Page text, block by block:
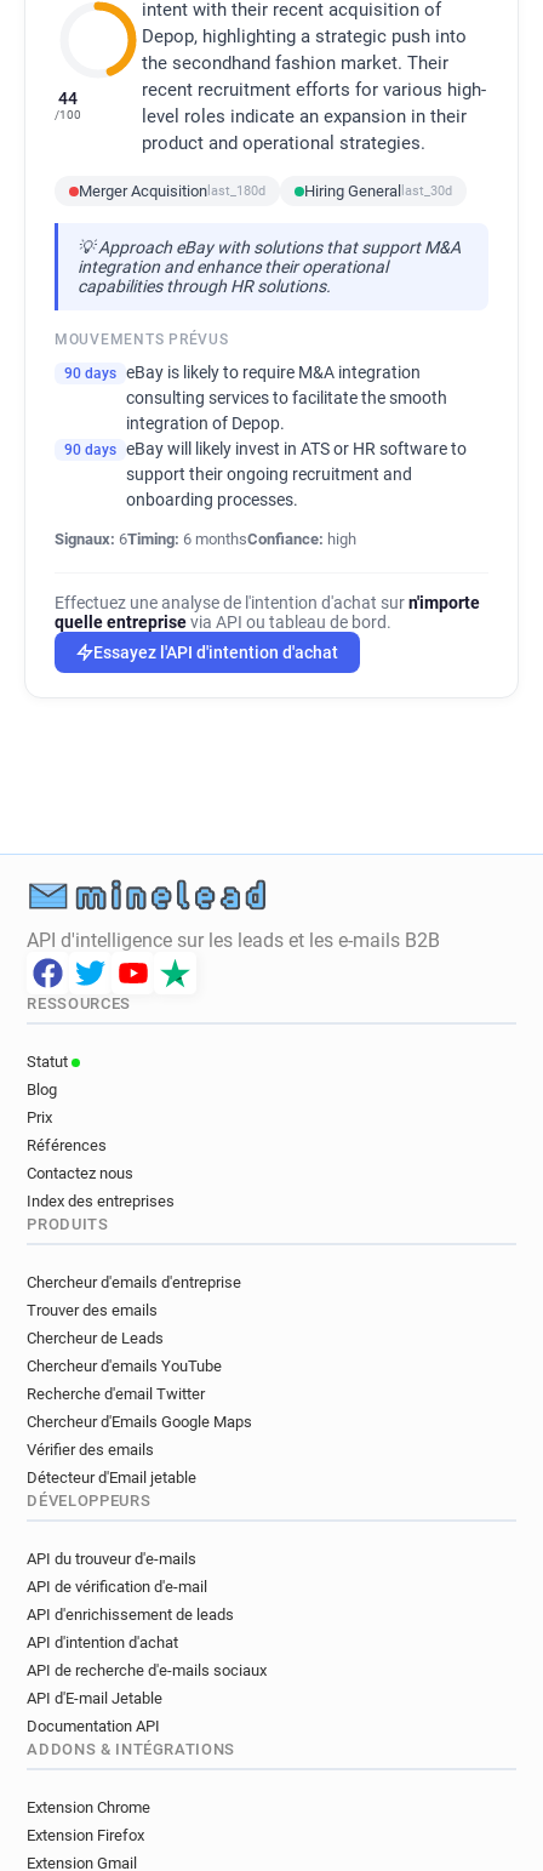
n********@ebay.com
i************@ebay.com
d*******@ebay.com
n************@ebay.com
f********@ebay.com
b******@ebay.com
u***********@ebay.com
e********@ebay.com
l***********@ebay.com
d***********@ebay.com
c*****@ebay.com
l**********@ebay.com
q***********@ebay.com
q**********@ebay.com
l*********@ebay.com
v***********@ebay.com
c*****@ebay.com
r*********@ebay.com
k*********@ebay.com
n**********@ebay.com
o********@ebay.com
l*****@ebay.com
c*********@ebay.com
i************@ebay.com
z**********@ebay.com
u*********@ebay.com
a*********@ebay.com
j************@ebay.com
o********@ebay.com
z*****@ebay.com
o***********@ebay.com
z******@ebay.com
d**********@ebay.com
g**********@ebay.com
j******@ebay.com
44
/100
intent with their recent acquisition of
Depop, highlighting a strategic push into
the secondhand fashion market. Their
recent recruitment efforts for various high-
level roles indicate an expansion in their
product and operational strategies.
Merger Acquisition last_180d Hiring General last_30d
💡 Approach eBay with solutions that support M&A
integration and enhance their operational
capabilities through HR solutions.
MOUVEMENTS PRÉVUS
90 days eBay is likely to require M&A integration
consulting services to facilitate the smooth
integration of Depop.
90 days eBay will likely invest in ATS or HR software to
support their ongoing recruitment and
onboarding processes.
Signaux: 6Timing: 6 monthsConfiance: high
Effectuez une analyse de l'intention d'achat surn'importe
quelle entreprisevia API ou tableau de bord.
Essayez l'API d'intention d'achat
API d'intelligence sur les leads et les e-mails B2B
RESSOURCES
Statut
Blog
Prix
Références
Contactez nous
Index des entreprises
PRODUITS
Chercheur d'emails d'entreprise
Trouver des emails
Chercheur de Leads
Chercheur d'emails YouTube
Recherche d'email Twitter
Chercheur d'Emails Google Maps
Vérifier des emails
Détecteur d'Email jetable
DÉVELOPPEURS
API du trouveur d'e-mails
API de vérification d'e-mail
API d'enrichissement de leads
API d'intention d'achat
API de recherche d'e-mails sociaux
API d'E-mail Jetable
Documentation API
ADDONS & INTÉGRATIONS
Extension Chrome
Extension Firefox
Extension Gmail